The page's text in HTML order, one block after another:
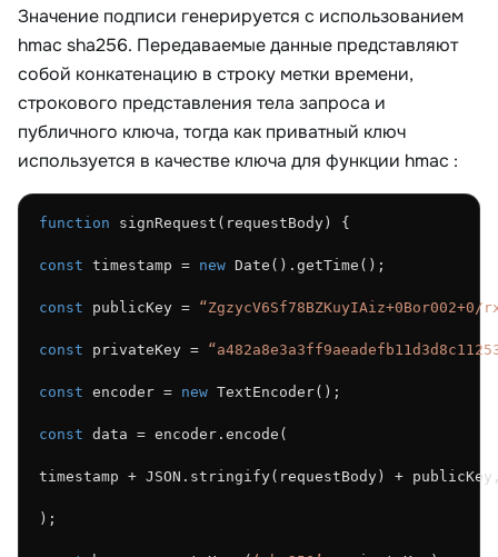
Значение подписи генерируется с использованием
hmac sha256. Передаваемые данные представляют
собой конкатенацию в строку метки времени,
строкового представления тела запроса и
публичного ключа, тогда как приватный ключ
используется в качестве ключа для функции hmac :
function signRequest(requestBody) {
const timestamp = new Date().getTime();
const publicKey = “ZgzycV6Sf78BZKuyIAiz+0Bor002+0/
const privateKey =
const encoder = new TextEncoder();
const data = encoder.encode(
timestamp + JSON.stringify(requestBody) +
);